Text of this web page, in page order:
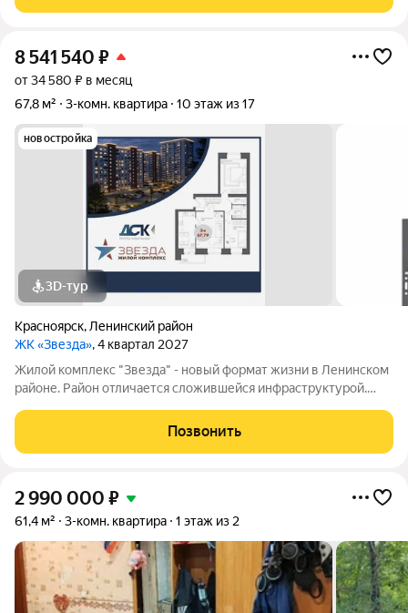
8 541 540 ₽
от 34 580 ₽ в месяц
67,8 м²
3-комн. квартира 10 этаж из 17
новостройка
3D-тур
Красноярск, Ленинский район
ЖК «Звезда», 4 квартал 2027
Жилой комплекс "Звезда" - новый формат жизни в Ленинском
районе. Район отличается сложившейся инфраструктурой.
большой парк с одноименным названием. Развита
транспортная и дорожная сети. Есть
Позвонить
2 990 000 ₽
61,4 м² 3-комн. квартира 1 этаж из 2